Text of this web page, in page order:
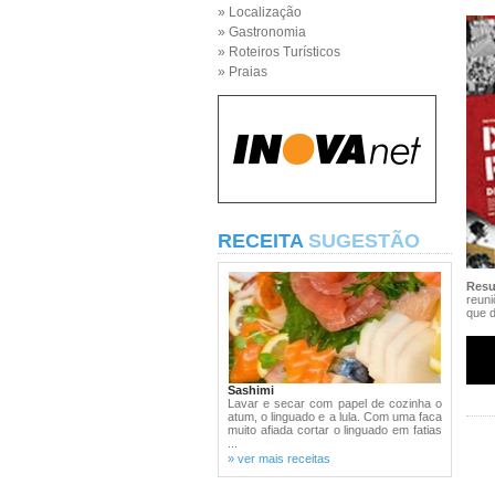
» Localização
» Gastronomia
» Roteiros Turísticos
» Praias
RECEITA SUGESTÃO
Sashimi
Lavar e secar com papel de cozinha o
atum, o linguado e a lula. Com uma faca
muito afiada cortar o linguado em fatias
» ver mais receitas
que